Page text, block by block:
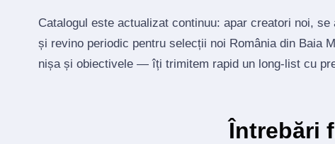
Catalogul este actualizat continuu: apar creatori noi,
și revino periodic pentru selecții noi România din Baia
nișa și obiectivele — îți trimitem rapid un long‑list cu
Întrebări